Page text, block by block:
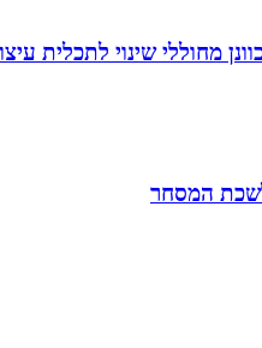
לתכלית עיצובם הייחודי. גר
המסחר